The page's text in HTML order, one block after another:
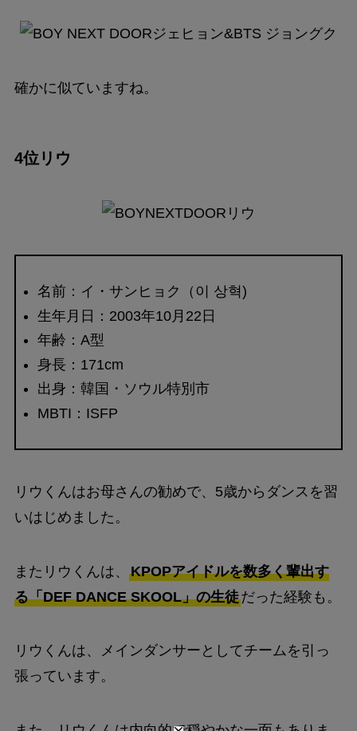
確かに似ていますね。
4位リウ
名前：イ・サンヒョク（이 상혁)
生年月日：2003年10月22日
年齢：A型
身長：171cm
出身：韓国・ソウル特別市
MBTI：ISFP
リウくんはお母さんの勧めで、5歳からダンスを習
いはじめました。
またリウくんは、 KPOPアイドルを数多く輩出す
る「DEF DANCE SKOOL」の生徒だった経験も。
リウくんは、メインダンサーとしてチームを引っ
張っています。